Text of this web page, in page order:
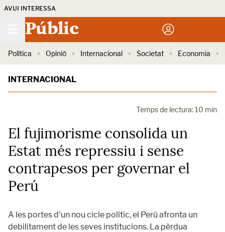
AVUI INTERESSA
Públic
Política Opinió Internacional Societat Economia
INTERNACIONAL
Temps de lectura: 10 min
El fujimorisme consolida un
Estat més repressiu i sense
contrapesos per governar el
Perú
A les portes d'un nou cicle polític, el Perú afronta un
debilitament de les seves institucions. La pèrdua